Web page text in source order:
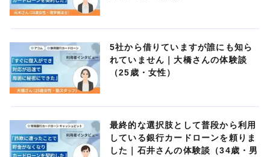
5社から借りていますが誰にも知ら
れていません｜大橋さんの体験談
（25歳・女性）
最終的な選択肢として普段から利用
している銀行カードローンを頼りま
した｜石井さんの体験談（34歳・男